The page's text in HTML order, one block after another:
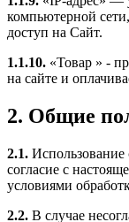
компьютерной
доступ на Сайт.
1.1.10. «Товар » -
на сайте и
2. Общие
2.1. Использование
согласие с
условиями
2.2. В случае